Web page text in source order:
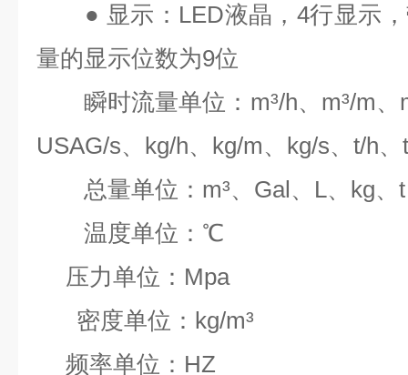
● 显示： LED液晶， 4行显示
量的显示位数为9位
瞬时流量单位： m³/h、 m³/m、
USAG/s、 kg/h、 kg/m、 kg/s、 t/h、
总量单位： m³、 Gal、 L、 kg、 t
温度单位： ℃
压力单位： Mpa
密度单位： kg/m³
频率单位： HZ